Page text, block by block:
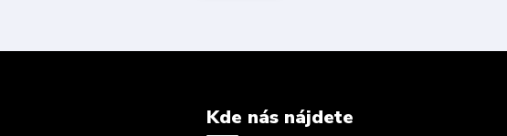
Kde nás nájdete